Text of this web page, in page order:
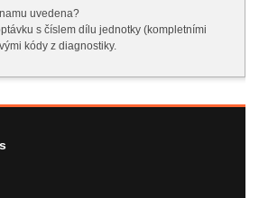
uvedena?
s číslem dílu jednotky (kompletními
kódy z diagnostiky.